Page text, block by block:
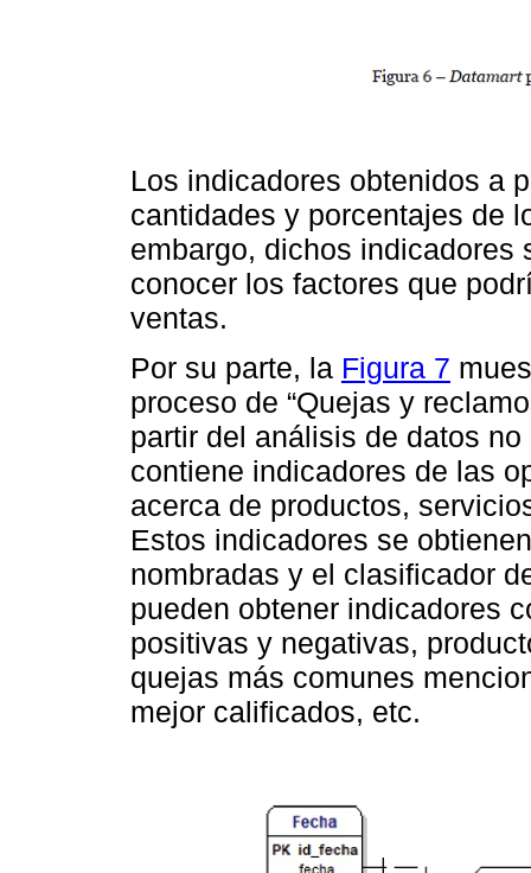
Los indicadores obtenidos a
cantidades y porcentajes de
embargo, dichos indicadores
conocer los factores que
ventas.
Por su parte, la Figura 7
proceso de “Quejas y
partir del análisis de datos
contiene indicadores de las
acerca de productos,
Estos indicadores se
nombradas y el clasificador
pueden obtener indicadores
positivas y negativas,
quejas más comunes
mejor calificados, etc.